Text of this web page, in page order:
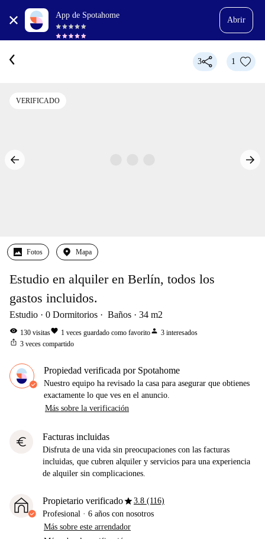
App de Spotahome
Abrir
3 1
VERIFICADO
Fotos Mapa
Estudio en alquiler en Berlín, todos los
gastos incluidos.
Estudio 0 Dormitorios Baños 34 m2
visibility 130 visitasfavorite 1 veces guardado como favoritoperson 3 interesados
ios_share 3 veces compartido
Propiedad verificada por Spotahome
Nuestro equipo ha revisado la casa para asegurar que obtienes
exactamente lo que ves en el anuncio.
Más sobre la verificación
euro Facturas incluidas
Disfruta de una vida sin preocupaciones con las facturas
incluidas, que cubren alquiler y servicios para una experiencia
de alquiler sin complicaciones.
Propietario verificadostar3.8 (116)
Profesional · 6 años con nosotros
Más sobre este arrendador